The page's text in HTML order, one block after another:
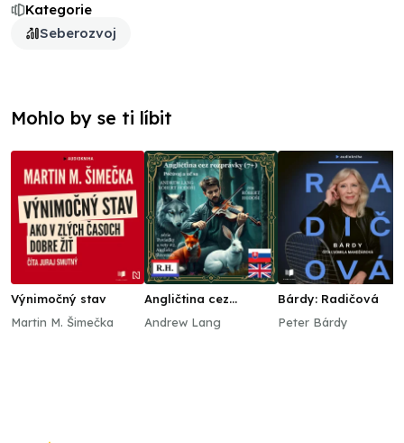
Kategorie
Seberozvoj
Mohlo by se ti líbit
Výnimočný stav
Martin M. Šimečka
Angličtina cez
Andrew Lang
Bárdy: Radičová
Peter Bárdy